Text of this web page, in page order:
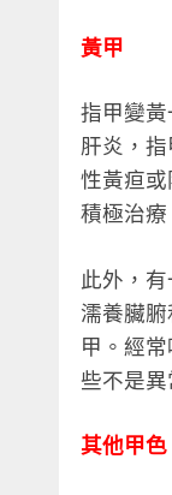
黃甲
指甲變
肝炎，
性黃疸
積極治療
此外，
濡養臟
甲。經
些不是異
其他甲色